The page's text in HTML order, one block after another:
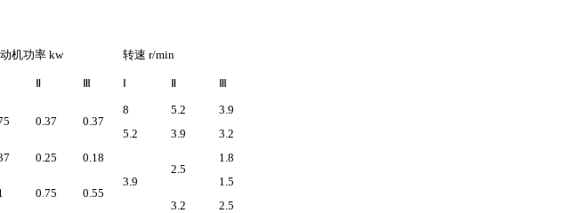
机功率kw 转速 r/min
Ⅱ Ⅲ Ⅰ Ⅱ
Ⅲ
0.37 0.37
8 5.2
3.9
5.2 3.9
3.2
0.25
0.18
3.9
2.5
1.8
0.75 0.55
1.5
3.2 2.5